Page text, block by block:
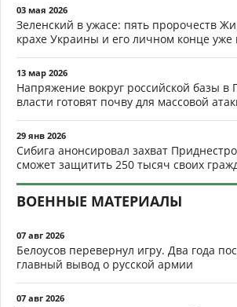
03 мая 2026
Зеленский в ужасе: пять пророчеств
крахе Украины и его личном конце уже
13 мар 2026
Напряжение вокруг российской базы
власти готовят почву для массовой
29 янв 2026
Сибига анонсировал захват
сможет защитить 250 тысяч своих
ВОЕННЫЕ МАТЕРИАЛЫ
07 авг 2026
Белоусов перевернул игру. Два года
главный вывод о русской армии
07 авг 2026